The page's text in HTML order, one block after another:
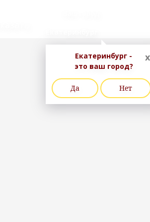
x
Екатеринбург -
это ваш город?
Да Нет